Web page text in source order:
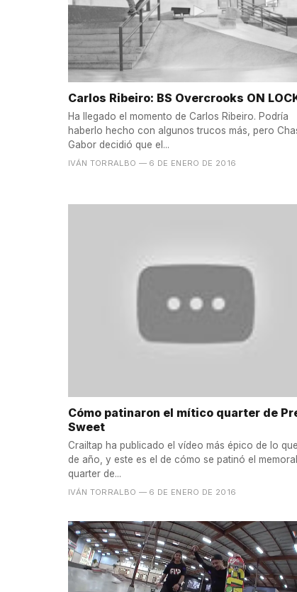
Carlos Ribeiro: BS Overcrooks ON
Ha llegado el momento de Carlos Ribeiro. Podría
haberlo hecho con algunos trucos más, pero
Gabor decidió que el...
IVÁN TORRALBO — 6 DE ENERO DE 2016
Cómo patinaron el mítico quarter de
Sweet
Crailtap ha publicado el vídeo más épico de lo
de año, y este es el de cómo se patinó el
quarter de...
IVÁN TORRALBO — 6 DE ENERO DE 2016